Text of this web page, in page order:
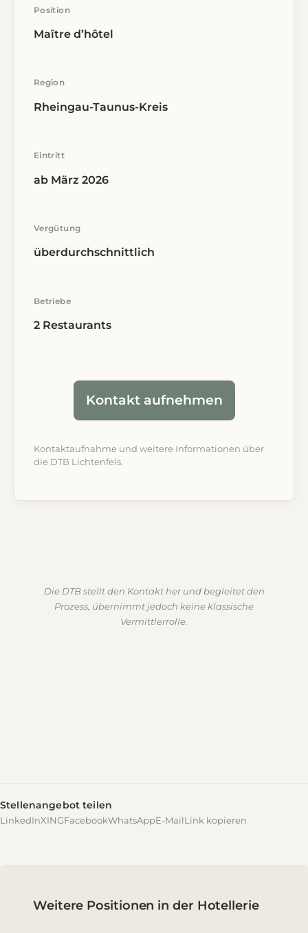
Position
Maître d’hôtel
Region
Rheingau-Taunus-Kreis
Eintritt
ab März 2026
Vergütung
überdurchschnittlich
Betriebe
2 Restaurants
Kontakt aufnehmen
Kontaktaufnahme und weitere Informationen über
die DTB Lichtenfels.
Die DTB stellt den Kontakt her und begleitet den
Prozess, übernimmt jedoch keine klassische
Vermittlerrolle.
Stellenangebot teilen
LinkedInXINGFacebookWhatsAppE-MailLink kopieren
Weitere Positionen in der Hotellerie